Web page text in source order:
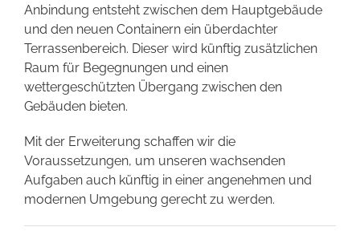
Anbindung entsteht zwischen dem Hauptgebäude
und den neuen Containern ein überdachter
Terrassenbereich. Dieser wird künftig zusätzlichen
Raum für Begegnungen und einen
wettergeschützten Übergang zwischen den
Gebäuden bieten.
Mit der Erweiterung schaffen wir die
Voraussetzungen, um unseren wachsenden
Aufgaben auch künftig in einer angenehmen und
modernen Umgebung gerecht zu werden.